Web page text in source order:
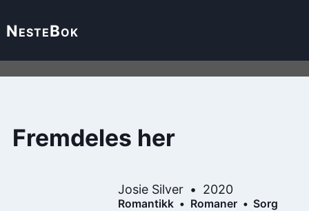
NesteBok
Fremdeles her
Josie Silver 2020
Romantikk Romaner Sorg